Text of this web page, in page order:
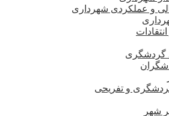
و عملکردی شهرداری
گردشگری
و تفریحی
شهر